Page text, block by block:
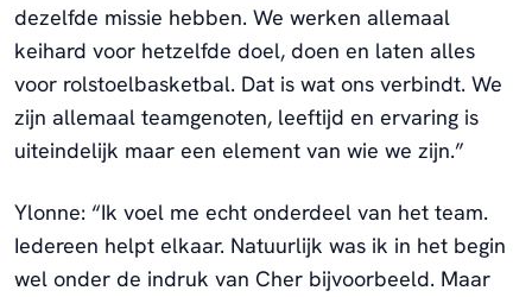
dezelfde missie hebben. We werken allemaal
keihard voor hetzelfde doel, doen en laten alles
voor rolstoelbasketbal. Dat is wat ons verbindt. We
zijn allemaal teamgenoten, leeftijd en ervaring is
uiteindelijk maar een element van wie we zijn.”
Ylonne: “Ik voel me echt onderdeel van het team.
Iedereen helpt elkaar. Natuurlijk was ik in het begin
wel onder de indruk van Cher bijvoorbeeld. Maar